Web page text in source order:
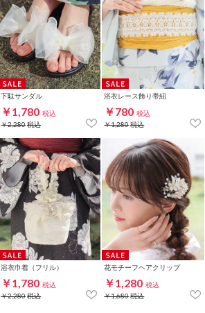
下駄サンダル
￥1,780 税込
￥2,280税込
浴衣レース飾り帯紐
￥780 税込
￥1,280税込
浴衣巾着（フリル）
￥1,780 税込
￥2,280税込
花モチーフヘアクリップ
￥1,280 税込
￥1,680税込